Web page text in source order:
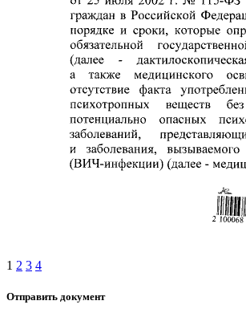
1 2 3 4
Отправить документ